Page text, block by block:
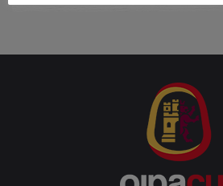
Más recetas de «Enjoy it´s